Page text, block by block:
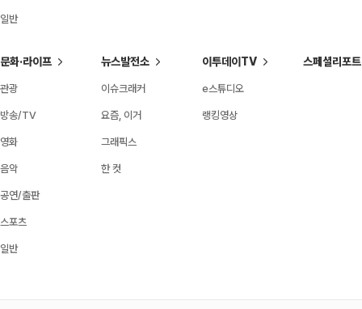
일반
문화·라이프
관광
방송/TV
영화
음악
공연/출판
스포츠
일반
뉴스발전소
이슈크래커
요즘, 이거
그래픽스
한 컷
이투데이TV
e스튜디오
랭킹영상
스페셜리포트